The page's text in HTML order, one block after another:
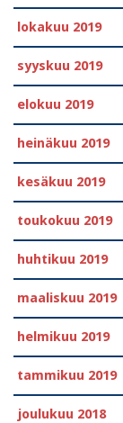
lokakuu 2019
syyskuu 2019
elokuu 2019
heinäkuu 2019
kesäkuu 2019
toukokuu 2019
huhtikuu 2019
maaliskuu 2019
helmikuu 2019
tammikuu 2019
joulukuu 2018